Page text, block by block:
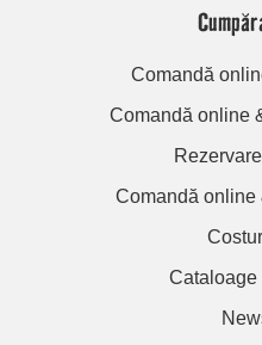
Comandă
Comandă online
Comandă online
Cataloage